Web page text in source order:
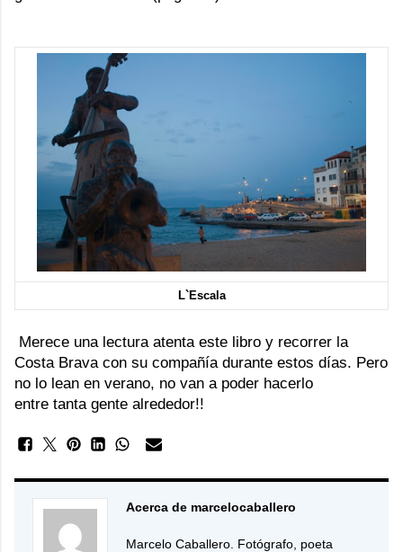
L`Escala
Merece una lectura atenta este libro y recorrer la
Costa Brava con su compañía durante estos días. Pero
no lo lean en verano, no van a poder hacerlo
entre tanta gente alrededor!!
Acerca de marcelocaballero
Marcelo Caballero. Fotógrafo, poeta